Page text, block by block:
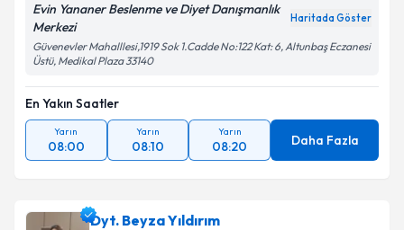
Evin Yananer Beslenme ve Diyet Danışmanlık
Merkezi
Haritada Göster
Güvenevler Mahalllesi,1919 Sok 1.Cadde No:122 Kat: 6, Altunbaş Eczanesi
Üstü, Medikal Plaza 33140
En Yakın Saatler
Yarın
08:00
Yarın
08:10
Yarın
08:20 Daha Fazla
Dyt. Beyza Yıldırım